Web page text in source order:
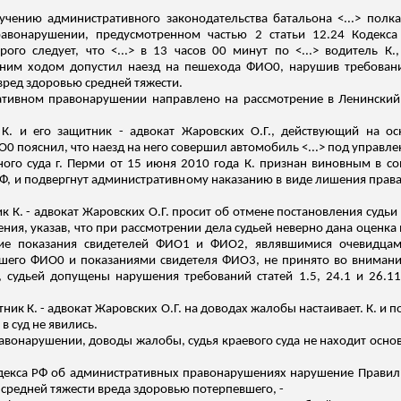
административного законодательства батальона <...>
предусмотренном частью 2 статьи 12.24
следует, что <...> в 13 часов 00 минут по <...> водитель К.,
ходом допустил наездна пешехода ФИО0, нарушив
здоровью средней тяжести.
правонарушении направлено на рассмотрение в
и его защитник - адвокат Жаровских О.Г., действующий на
0 пояснил, что наезд на него совершил автомобиль <...> под
суда г. Перми от 15 июня 2010 года К. признан виновным в
и подвергнут административному наказанию в виде лишения
К. - адвокат Жаровских О.Г. просит об отмене постановления
указав, что при рассмотрении дела судьей неверно дана
показания свидетелей ФИО1 и ФИО2, являвшимися
ФИО0 и показаниями свидетеля ФИО3, не принято во
судьей допущены нарушения требований статей 1.5, 24.1 и
К. - адвокатЖаровских О.Г. на доводах жалобы настаивает. К. и
суд не явились.
доводы жалобы, судья краевого суда не находит
РФ об административных правонарушениях нарушение
тяжести вреда здоровью потерпевшего, -